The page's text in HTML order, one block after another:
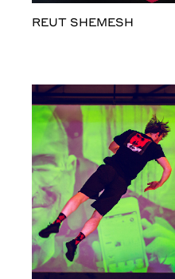
REUT SHEMESH